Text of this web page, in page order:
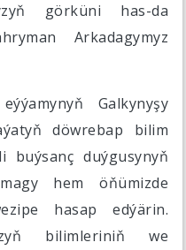
görküni has-da
Arkadagymyz
Galkynyşy
döwrebap bilim
duýgusynyň
hem öňümizde
hasap edýärin.
bilimleriniň we